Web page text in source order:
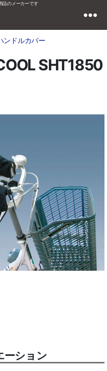
品のメーカーです
ンドルカバー
SHT1850
ーション